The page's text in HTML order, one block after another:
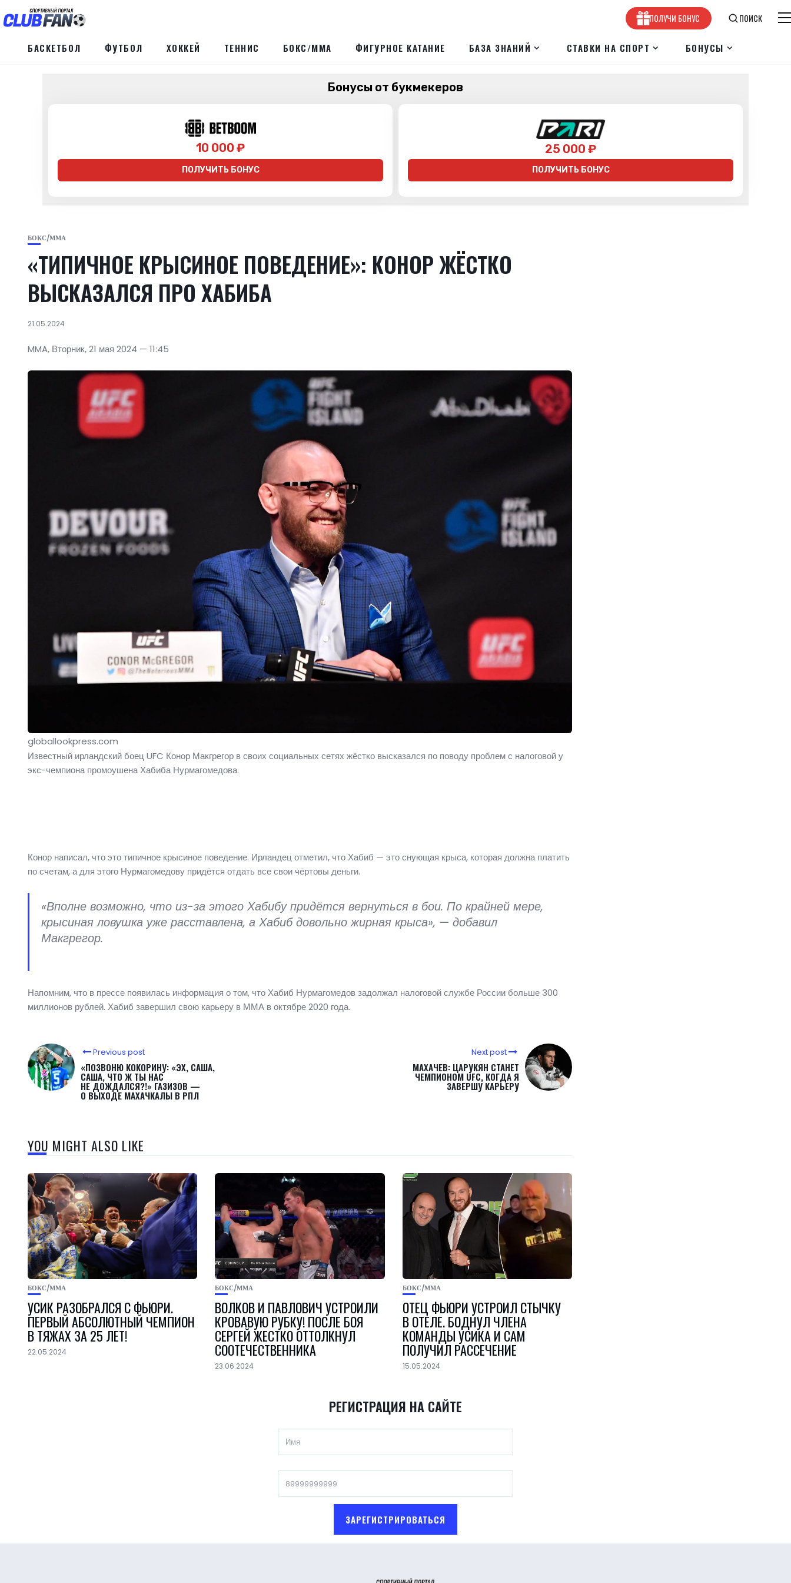
ПОЛУЧИ БОНУС ПОИСК
БАСКЕТБОЛ ФУТБОЛ ХОККЕЙ ТЕННИС БОКС/ММА ФИГУРНОЕ КАТАНИЕ БАЗА ЗНАНИЙ СТАВКИ НА СПОРТ БОНУСЫ
Бонусы от букмекеров
10 000 ₽
ПОЛУЧИТЬ БОНУС
25 000 ₽
ПОЛУЧИТЬ БОНУС
БОКС/ММА
«ТИПИЧНОЕ КРЫСИНОЕ ПОВЕДЕНИЕ»: КОНОР ЖЁСТКО
ВЫСКАЗАЛСЯ ПРО ХАБИБА
21.05.2024
MMA, Вторник, 21 мая 2024 — 11:45
globallookpress.com
Известный ирландский боец UFC Конор Макгрегор в своих социальных сетях жёстко высказался по поводу проблем с налоговой у
экс-чемпиона промоушена Хабиба Нурмагомедова.
Конор написал, что это типичное крысиное поведение. Ирландец отметил, что Хабиб — это снующая крыса, которая должна платить
по счетам, а для этого Нурмагомедову придётся отдать все свои чёртовы деньги.
«Вполне возможно, что из-за этого Хабибу придётся вернуться в бои. По крайней мере,
крысиная ловушка уже расставлена, а Хабиб довольно жирная крыса», — добавил
Макгрегор.
Напомним, что в прессе появилась информация о том, что Хабиб Нурмагомедов задолжал налоговой службе России больше 300
миллионов рублей. Хабиб завершил свою карьеру в ММА в октябре 2020 года.
Previous post
«ПОЗВОНЮ КОКОРИНУ: «ЭХ, САША,
САША, ЧТО Ж ТЫ НАС
НЕ ДОЖДАЛСЯ?!» ГАЗИЗОВ —
О ВЫХОДЕ МАХАЧКАЛЫ В РПЛ
Next post
МАХАЧЕВ: ЦАРУКЯН СТАНЕТ
ЧЕМПИОНОМ UFC, КОГДА Я
ЗАВЕРШУ КАРЬЕРУ
YOU MIGHT ALSO LIKE
БОКС/ММА
УСИК РАЗОБРАЛСЯ С ФЬЮРИ.
ПЕРВЫЙ АБСОЛЮТНЫЙ ЧЕМПИОН
В ТЯЖАХ ЗА 25 ЛЕТ!
22.05.2024
БОКС/ММА
ВОЛКОВ И ПАВЛОВИЧ УСТРОИЛИ
КРОВАВУЮ РУБКУ! ПОСЛЕ БОЯ
СЕРГЕЙ ЖЕСТКО ОТТОЛКНУЛ
СООТЕЧЕСТВЕННИКА
23.06.2024
БОКС/ММА
ОТЕЦ ФЬЮРИ УСТРОИЛ СТЫЧКУ
В ОТЕЛЕ. БОДНУЛ ЧЛЕНА
КОМАНДЫ УСИКА И САМ
ПОЛУЧИЛ РАССЕЧЕНИЕ
15.05.2024
РЕГИСТРАЦИЯ НА САЙТЕ
ЗАРЕГИСТРИРОВАТЬСЯ